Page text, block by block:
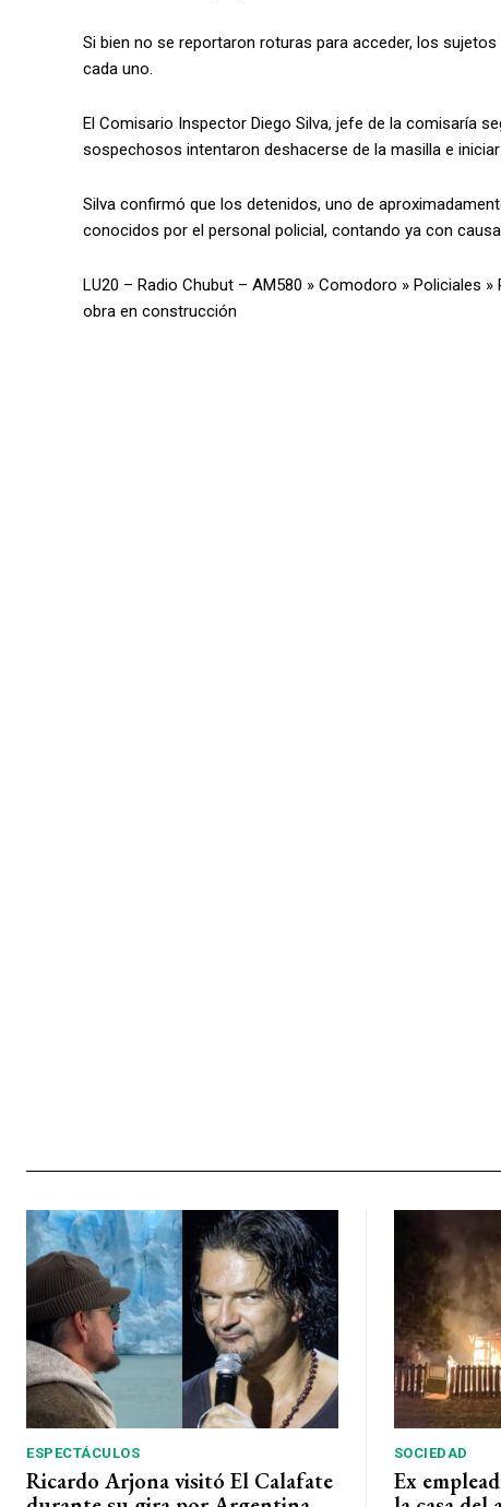
Si bien no se reportaron roturas para acceder, los
cada uno.
El Comisario Inspector Diego Silva, jefe de la comisaría
sospechosos intentaron deshacerse de la masilla e
Silva confirmó que los detenidos, uno de
conocidos por el personal policial, contando ya con
LU20 – Radio Chubut – AM580 » Comodoro » Policiales »
obra en construcción
ESPECTÁCULOS
Ricardo Arjona visitó El Calafate
SOCIEDAD
Ex